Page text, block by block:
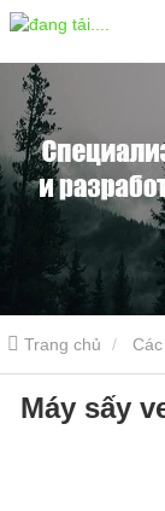
Trang chủ
veneer 2 tầng ở Nga
Máy sấy